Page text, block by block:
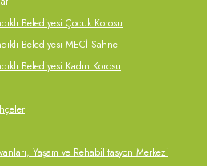
Belediyesi Çocuk Korosu
Belediyesi MECİ Sahne
Belediyesi Kadın Korosu
Yaşam ve Rehabilitasyon Merkezi